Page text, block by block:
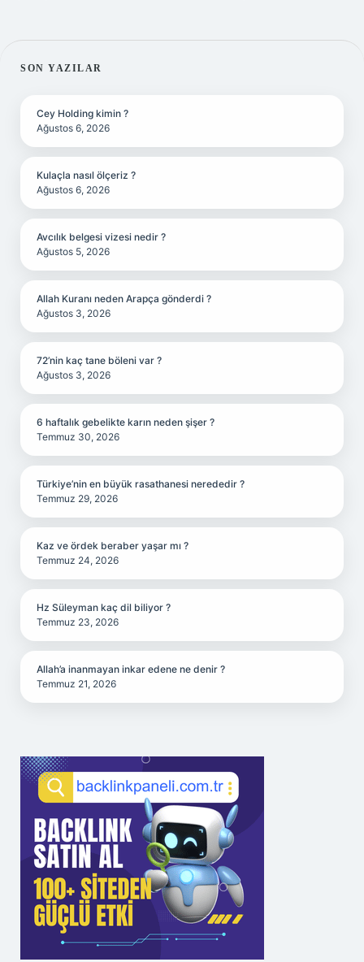
SIDEBAR
SON YAZILAR
Cey Holding kimin ?
Ağustos 6, 2026
Kulaçla nasıl ölçeriz ?
Ağustos 6, 2026
Avcılık belgesi vizesi nedir ?
Ağustos 5, 2026
Allah Kuranı neden Arapça gönderdi ?
Ağustos 3, 2026
72’nin kaç tane böleni var ?
Ağustos 3, 2026
6 haftalık gebelikte karın neden şişer ?
Temmuz 30, 2026
Türkiye’nin en büyük rasathanesi nerededir ?
Temmuz 29, 2026
Kaz ve ördek beraber yaşar mı ?
Temmuz 24, 2026
Hz Süleyman kaç dil biliyor ?
Temmuz 23, 2026
Allah’a inanmayan inkar edene ne denir ?
Temmuz 21, 2026